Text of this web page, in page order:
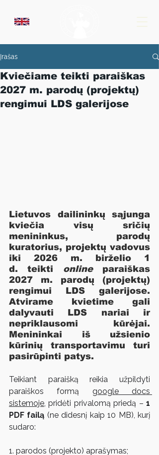
Įrašas
Kviečiame teikti paraiškas
2027 m. parodų (projektų)
rengimui LDS galerijose
Lietuvos dailininkų sąjunga
kviečia visų sričių
menininkus, parodų
iki 2026 m. birželio 1
d. teikti online paraiškas
2027 m. parodų (projektų)
rengimui LDS galerijose.
Atvirame kvietime gali
dalyvauti LDS nariai ir
nepriklausomi kūrėjai.
Menininkai iš užsienio
kūrinių transportavimu turi
pasirūpinti patys.
Teikiant paraišką reikia užpildyti
paraiškos formą google docs
sistemoje , pridėti privalomą priedą – 1
PDF failą (ne didesnį kaip 10 MB), kurį
sudaro:
1. parodos (projekto) aprašymas;